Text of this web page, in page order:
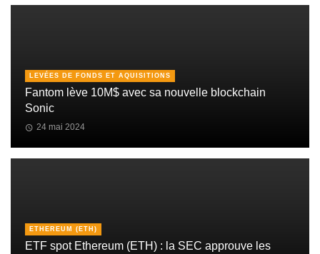
LEVÉES DE FONDS ET AQUISITIONS
Fantom lève 10M$ avec sa nouvelle blockchain
Sonic
24 mai 2024
ETHEREUM (ETH)
ETF spot Ethereum (ETH) : la SEC approuve les